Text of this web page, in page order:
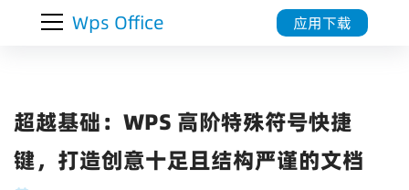
Wps Office 应用下载
超越基础：WPS 高阶特殊符号快捷
键，打造创意十足且结构严谨的文档